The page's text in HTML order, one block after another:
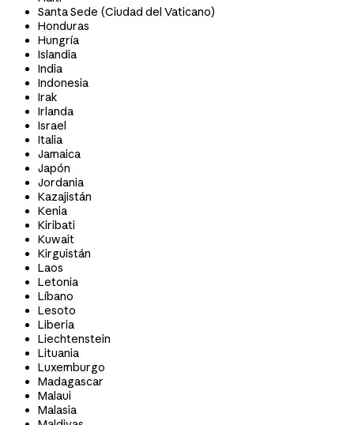
Santa Sede (Ciudad del Vaticano)
Honduras
Hungría
Islandia
India
Indonesia
Irak
Irlanda
Israel
Italia
Jamaica
Japón
Jordania
Kazajistán
Kenia
Kiribati
Kuwait
Kirguistán
Laos
Letonia
Líbano
Lesoto
Liberia
Liechtenstein
Lituania
Luxemburgo
Madagascar
Malaui
Malasia